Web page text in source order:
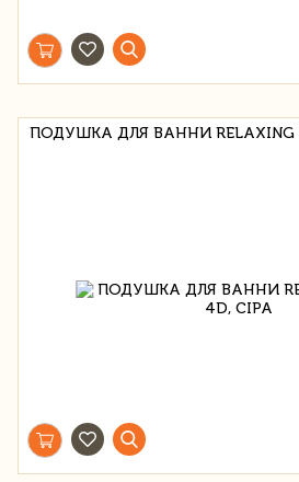
ПОДУШКА ДЛЯ ВАННИ RELAXING